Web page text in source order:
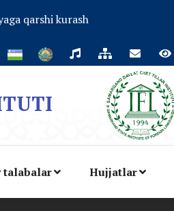
qarshi kurash
talabalar Hujjatlar